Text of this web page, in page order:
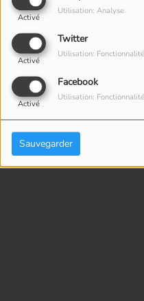
Activé
Utilisation: Analyse
Twitter
Activé
Utilisation: Fonctionnalité
Facebook
Activé
Utilisation: Fonctionnalité
Sauvegarder